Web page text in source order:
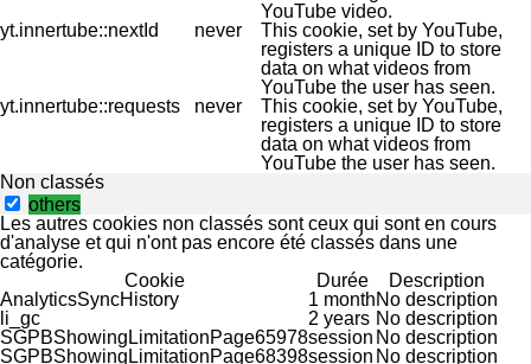
YouTube video.
yt.innertube::nextId
never
This cookie, set by YouTube,
registers a unique ID to store
data on what videos from
YouTube the user has seen.
yt.innertube::requests
never
This cookie, set by YouTube,
registers a unique ID to store
data on what videos from
YouTube the user has seen.
Non classés
others
Les autres cookies non classés sont ceux qui sont en cours
d'analyse et qui n'ont pas encore été classés dans une
catégorie.
Cookie
Durée
Description
AnalyticsSyncHistory
1 monthNo description
li_gc
2 years No description
SGPBShowingLimitationPage65978session No description
SGPBShowingLimitationPage68398session No description